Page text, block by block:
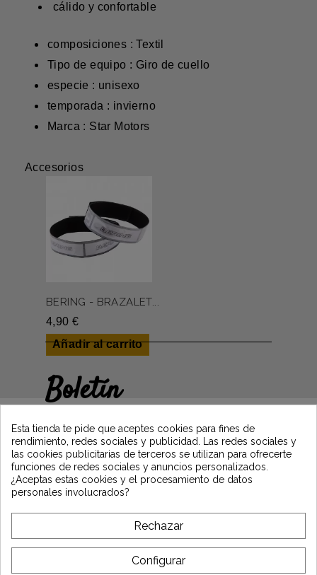
cálido y confortable
composiciones : Textil
Tipo de equipo : Giro de cuello
especie : unisexo
temporada : invierno
Marca : Star Motors
Accesorios
BERING - BRAZALET...
4,90 €
Añadir al carrito
Boletín
suscribiéndose y manténgase informado de
las últimas noticias de Vintage Motors
*Dès 99€ d'achat. En vous abonnant à notre newsletter, vous reconnaissez avoir pris
l'acceptez.
A PROPÓSITO DE VINTAGE
Esta tienda te pide que aceptes cookies para fines de
rendimiento, redes sociales y publicidad. Las redes sociales y
las cookies publicitarias de terceros se utilizan para ofrecerte
funciones de redes sociales y anuncios personalizados.
¿Aceptas estas cookies y el procesamiento de datos
personales involucrados?
Rechazar
Configurar